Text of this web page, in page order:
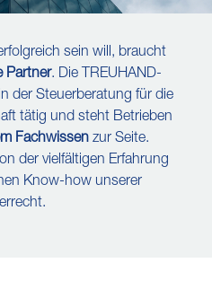
sein will, braucht
Partner. Die TREUHAND-
der Steuerberatung für die
tätig und steht Betrieben
Fachwissen zur Seite.
der vielfältigen Erfahrung
Know-how unserer